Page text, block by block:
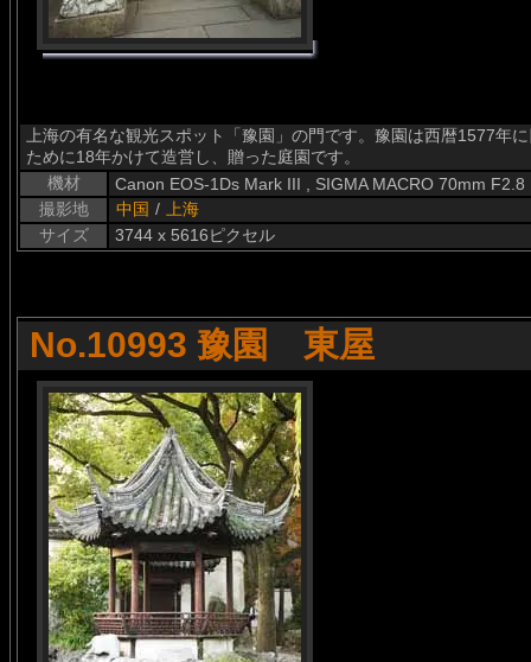
上海の有名な観光スポット「豫園」の門です。豫園は西暦1577年
ために18年かけて造営し、贈った庭園です。
機材
Canon EOS-1Ds Mark III , SIGMA MACRO 70mm F2.8
撮影地
中国 /
上海
サイズ
3744 x 5616ピクセル
No.10993 豫園 東屋